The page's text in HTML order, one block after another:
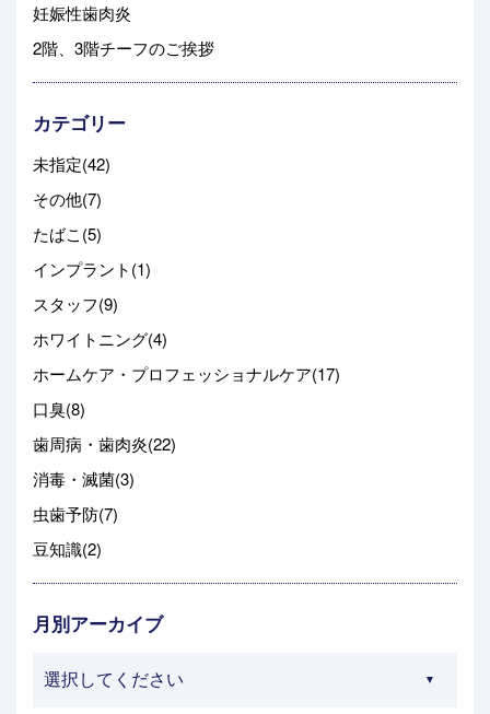
妊娠性歯肉炎
2階、3階チーフのご挨拶
カテゴリー
未指定(42)
その他(7)
たばこ(5)
インプラント(1)
スタッフ(9)
ホワイトニング(4)
ホームケア・プロフェッショナルケア(17)
口臭(8)
歯周病・歯肉炎(22)
消毒・滅菌(3)
虫歯予防(7)
豆知識(2)
月別アーカイブ